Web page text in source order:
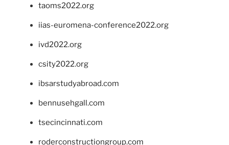
taoms2022.org
iias-euromena-conference2022.org
ivd2022.org
csity2022.org
ibsarstudyabroad.com
bennusehgall.com
tsecincinnati.com
roderconstructiongroup.com